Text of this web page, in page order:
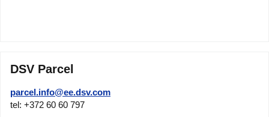
DSV Parcel
parcel.info@ee.dsv.com
tel: +372 60 60 797